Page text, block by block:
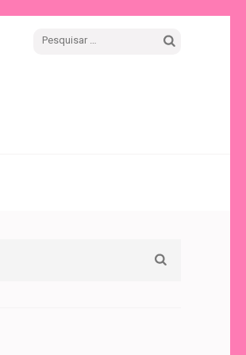
Pesquisar